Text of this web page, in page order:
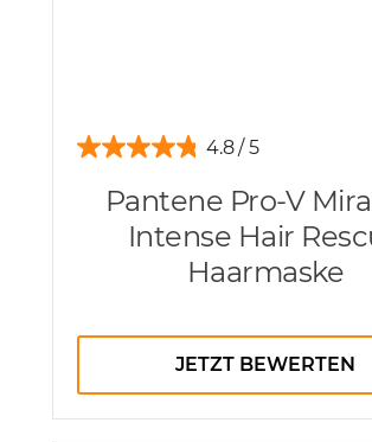
4.8
Pantene Pro-V
Intense Hair
Haarmaske
JETZT BEWERTEN